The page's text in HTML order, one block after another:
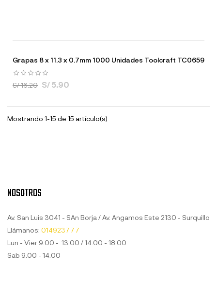
Grapas 8 x 11.3 x 0.7mm 1000 Unidades Toolcraft TC0659
S/ 16.20 S/ 5.90
Mostrando 1-15 de 15 artículo(s)
NOSOTROS
Av. San Luis 3041 - SAn Borja / Av. Angamos Este 2130 - Surquillo
Llámanos: 014923777
Lun - Vier 9.00 - 13.00 / 14.00 - 18.00
Sab 9.00 - 14.00